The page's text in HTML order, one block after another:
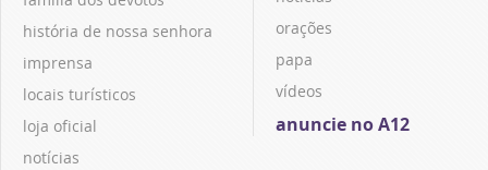
história de nossa senhora
imprensa
locais turísticos
loja oficial
notícias
orações
papa
vídeos
anuncie no A12